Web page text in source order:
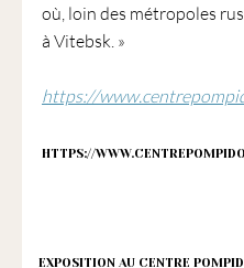
où, loin des métropoles
à Vitebsk. »
https://
HTTPS://
EXPOSITION AU CENTRE